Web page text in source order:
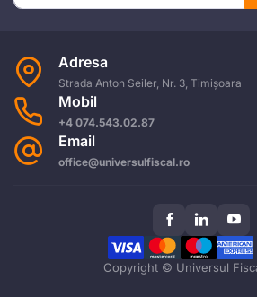
Adresa
Strada Anton Seiler, Nr. 3, Timișoara
Mobil
+4 074.543.02.87
Email
office@universulfiscal.ro
Copyright © Universul